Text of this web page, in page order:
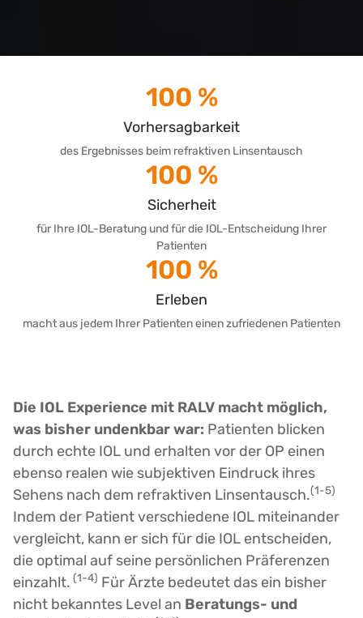
100 %
Vorhersagbarkeit
des Ergebnisses beim refraktiven Linsentausch
100 %
Sicherheit
für Ihre IOL-Beratung und für die IOL-Entscheidung Ihrer
Patienten
100 %
Erleben
macht aus jedem Ihrer Patienten einen zufriedenen Patienten
Die IOL Experience mit RALV macht möglich,
was bisher undenkbar war: Patienten blicken
durch echte IOL und erhalten vor der OP einen
ebenso realen wie subjektiven Eindruck ihres
Sehens nach dem refraktiven Linsentausch.(1-5)
Indem der Patient verschiedene IOL miteinander
vergleicht, kann er sich für die IOL entscheiden,
die optimal auf seine persönlichen Präferenzen
einzahlt. (1-4) Für Ärzte bedeutet das ein bisher
nicht bekanntes Level an Beratungs- und